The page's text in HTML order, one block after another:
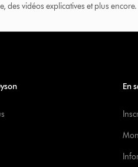
des vidéos explicatives et plus encore.
En